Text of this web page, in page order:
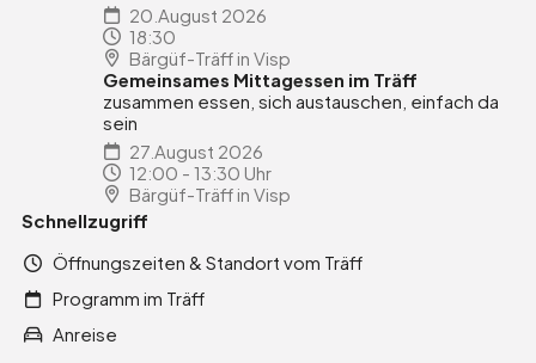
20.August 2026
18:30
Bärgüf-Träff in Visp
Gemeinsames Mittagessen im Träff
zusammen essen, sich austauschen, einfach da
sein
27.August 2026
12:00 - 13:30 Uhr
Bärgüf-Träff in Visp
Schnellzugriff
Öffnungszeiten & Standort vom Träff
Programm im Träff
Anreise